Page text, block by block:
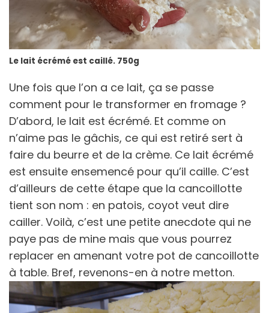
Le lait écrémé est caillé. 750g
Une fois que l’on a ce lait, ça se passe
comment pour le transformer en fromage ?
D’abord, le lait est écrémé. Et comme on
n’aime pas le gâchis, ce qui est retiré sert à
faire du beurre et de la crème. Ce lait écrémé
est ensuite ensemencé pour qu’il caille. C’est
d’ailleurs de cette étape que la cancoillotte
tient son nom : en patois, coyot veut dire
cailler. Voilà, c’est une petite anecdote qui ne
paye pas de mine mais que vous pourrez
replacer en amenant votre pot de cancoillotte
à table. Bref, revenons-en à notre metton.